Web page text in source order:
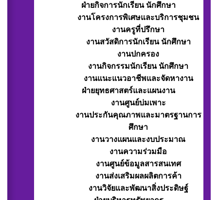
ฝ่ายกิจการนักเรียน นักศึกษา
งานโครงการพิเศษและบริการชุมชน
งานครูที่ปรึกษา
งานสวัสดิการนักเรียน นักศึกษา
งานปกครอง
งานกิจกรรมนักเรียน นักศึกษา
งานแนะแนวอาชีพและจัดหางาน
ฝ่ายยุทธศาสตร์และแผนงาน
งานศูนย์บ่มเพาะ
งานประกันคุณภาพและมาตรฐานการ
ศึกษา
งานวางแผนและงบประมาณ
งานความร่วมมือ
งานศูนย์ข้อมูลสารสนเทศ
งานส่งเสริมผลผลิตการค้า
งานวิจัยและพัฒนาสิ่งประดิษฐ์